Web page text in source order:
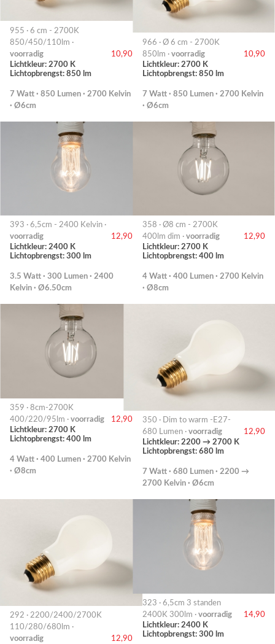
955 · 6 cm - 2700K
850/450/110lm ·
voorradig
10,90
Lichtkleur: 2700 K
Lichtopbrengst: 850 lm
7 Watt · 850 Lumen · 2700 Kelvin
· Ø6cm
966 · Ø 6 cm - 2700K
850lm · voorradig
10,90
Lichtkleur: 2700 K
Lichtopbrengst: 850 lm
7 Watt · 850 Lumen · 2700 Kelvin
· Ø6cm
393 · 6,5cm - 2400 Kelvin ·
voorradig
12,90
Lichtkleur: 2400 K
Lichtopbrengst: 300 lm
3.5 Watt · 300 Lumen · 2400
Kelvin · Ø6.50cm
358 · Ø8 cm - 2700K
400lm dim · voorradig
12,90
Lichtkleur: 2700 K
Lichtopbrengst: 400 lm
4 Watt · 400 Lumen · 2700 Kelvin
· Ø8cm
359 · 8cm-2700K
400/220/95lm · voorradig
12,90
Lichtkleur: 2700 K
Lichtopbrengst: 400 lm
4 Watt · 400 Lumen · 2700 Kelvin
· Ø8cm
350 · Dim to warm -E27-
680 Lumen · voorradig
12,90
Lichtkleur: 2200 → 2700 K
Lichtopbrengst: 680 lm
7 Watt · 680 Lumen · 2200 →
2700 Kelvin · Ø6cm
292 · 2200/2400/2700K
110/280/680lm ·
voorradig
12,90
323 · 6,5cm 3 standen
2400K 300lm · voorradig
14,90
Lichtkleur: 2400 K
Lichtopbrengst: 300 lm